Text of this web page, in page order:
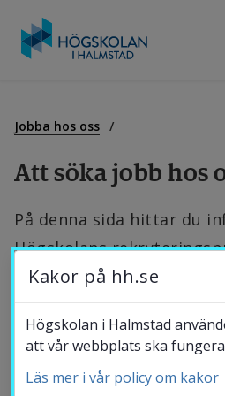
innehåll
Jobba hos oss
Att söka jobb hos
På denna sida hittar du
Högskolans
utformar din ansökan.
rekryterings- och
kännetecknas av
meritbaserad bedömning,
benämnt OTM-R (open,
Utbildning
Forskning
Om
Kakor på hh.se
Högskolan i Halmstad
att vår webbplats ska
Läs mer i vår policy om kakor